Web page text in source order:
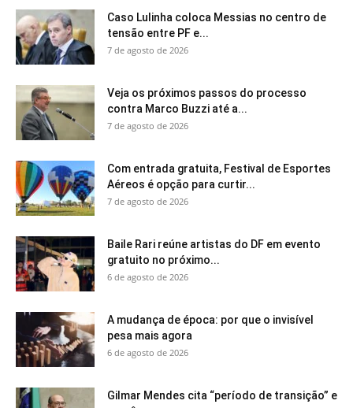
Caso Lulinha coloca Messias no centro de
tensão entre PF e...
7 de agosto de 2026
Veja os próximos passos do processo
contra Marco Buzzi até a...
7 de agosto de 2026
Com entrada gratuita, Festival de Esportes
Aéreos é opção para curtir...
7 de agosto de 2026
Baile Rari reúne artistas do DF em evento
gratuito no próximo...
6 de agosto de 2026
A mudança de época: por que o invisível
pesa mais agora
6 de agosto de 2026
Gilmar Mendes cita “período de transição” e